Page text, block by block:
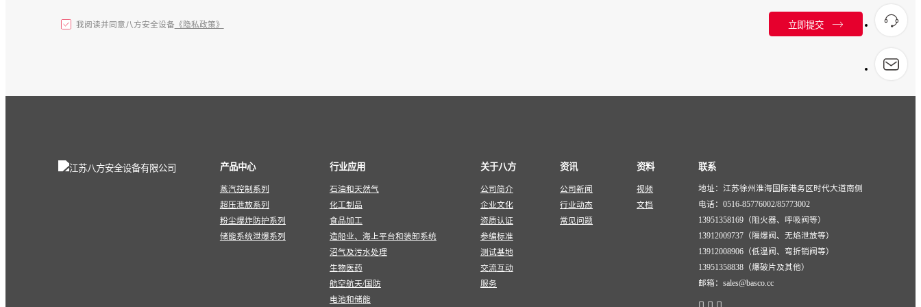
我阅读并同意八方安全设备 《隐私政策》 立即提交
产品中心
蒸汽控制系列
超压泄放系列
粉尘爆炸防护系列
储能系统泄爆系列
行业应用
石油和天然气
化工制品
食品加工
造船业、海上平台和装卸系统
沼气及污水处理
生物医药
航空航天/国防
电池和储能
关于八方
公司简介
企业文化
资质认证
参编标准
测试基地
交流互动
服务
资讯
公司新闻
行业动态
常见问题
资料
视频
文档
联系
地址：江苏徐州淮海国际港务区时代大道南侧
电话：0516-85776002/85773002
13951358169（阻火器、呼吸阀等）
13912009737（隔爆阀、无焰泄放等）
13912008906（低温阀、弯折销阀等）
13951358838（爆破片及其他）
邮箱：sales@basco.cc